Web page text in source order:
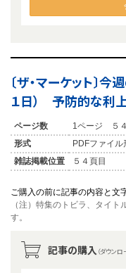
〔ザ・マーケット〕
１日） 予防的な利
ページ数
1ページ ５
形式
PDFファイ
雑誌掲載位置
５４頁目
ご購入の前に記事の内容と文
（注）特集のトビラ、タイ
す。
記事の購入 （ダウンロ